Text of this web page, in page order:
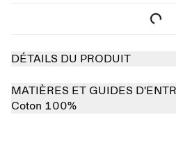
DÉTAILS DU PRODUIT
MATIÈRES ET GUIDES
Coton 100%